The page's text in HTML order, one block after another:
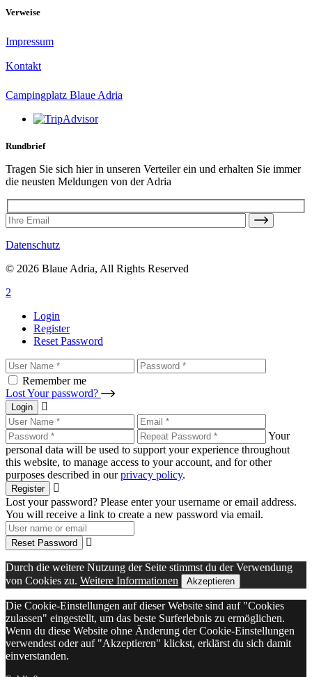
Verweise
Impressum
Kontakt
Campingplatz Blaue Adria
Rundbrief
Tragen Sie sich hier in unseren Verteiler ein und erhalten Sie immer
die neusten Meldungen von der Adria
Datenschutz
© 2026 Blaue Adria, All Rights Reserved
Login
Register
Reset Password
Remember me
Lost Your password?
Login
Your
personal data will be used to support your experience throughout
this website, to manage access to your account, and for other
purposes described in ourprivacy policy.
Register
Lost your password? Please enter your username or email address.
You will receive a link to create a new password via email.
Reset Password
Durch die weitere Nutzung der Seite stimmst du der Verwendung
von Cookies zu. Weitere Informationen Akzeptieren
Die Cookie-Einstellungen auf dieser Website sind auf "Cookies
zulassen" eingestellt, um das beste Surferlebnis zu ermöglichen.
Wenn du diese Website ohne Änderung der Cookie-Einstellungen
verwendest oder auf "Akzeptieren" klickst, erklärst du sich damit
einverstanden.